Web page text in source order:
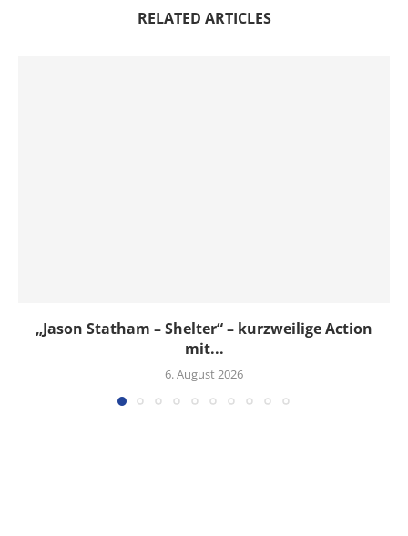
RELATED ARTICLES
„Jason Statham – Shelter“ – kurzweilige Action
mit...
6. August 2026